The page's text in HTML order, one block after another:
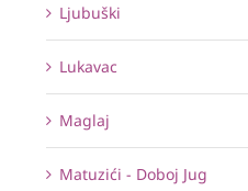
Ljubuški
Lukavac
Maglaj
Matuzići - Doboj Jug